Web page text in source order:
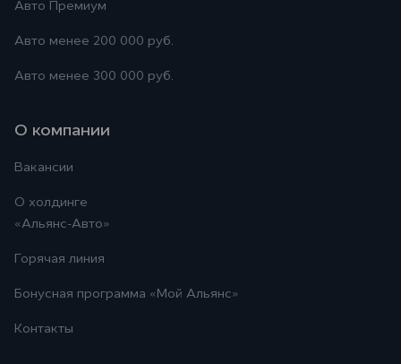
Авто Премиум
Авто менее 200 000 руб.
Авто менее 300 000 руб.
О компании
Вакансии
О холдинге
«Альянс-Авто»
Горячая линия
Бонусная программа «Мой Альянс»
Контакты